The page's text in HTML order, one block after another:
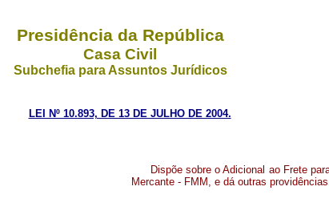
Presidência da República
Casa Civil
Subchefia para Assuntos Jurídicos
LEI Nº 10.893, DE 13 DE JULHO DE 2004.
Dispõe sobre o Adicional ao Frete
Mercante - FMM, e dá outras